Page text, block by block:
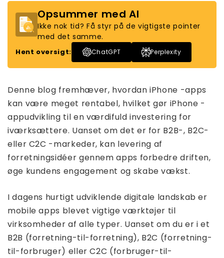
Opsummer med AI
Ikke nok tid? Få styr på de vigtigste pointer
med det samme.
Hent oversigt: ChatGPT Perplexity
Denne blog fremhæver, hvordan iPhone -apps
kan være meget rentabel, hvilket gør iPhone -
appudvikling til en værdifuld investering for
iværksættere. Uanset om det er for B2B-, B2C-
eller C2C -markeder, kan levering af
forretningsidéer gennem apps forbedre driften,
øge kundens engagement og skabe vækst.
I dagens hurtigt udviklende digitale landskab er
mobile apps blevet vigtige værktøjer til
virksomheder af alle typer. Uanset om du er i et
B2B (forretning-til-forretning), B2C (forretning-
til-forbruger) eller C2C (forbruger-til-